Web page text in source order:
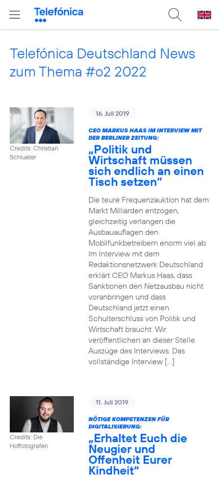
Telefónica Deutschland News
zum Thema #o2 2022
Credits: Christian
Schlueter
16. Juli 2019
CEO MARKUS HAAS IM INTERVIEW MIT
DER BERLINER ZEITUNG:
„Politik und
Wirtschaft müssen
sich endlich an einen
Tisch setzen“
Die teure Frequenzauktion hat dem
Markt Milliarden entzogen,
gleichzeitig verlangen die
Ausbauauflagen den
Mobilfunkbetreibern enorm viel ab.
Im Interview mit dem
Redaktionsnetzwerk Deutschland
erklärt CEO Markus Haas, dass
Sanktionen den Netzausbau nicht
voranbringen und dass
Deutschland jetzt einen
Schulterschluss von Politik und
Wirtschaft braucht. Wir
veröffentlichen an dieser Stelle
Auszüge des Interviews. Das
vollständige Interview […]
Credits: Die
Hoffotografen
11. Juli 2019
NÖTIGE KOMPETENZEN FÜR
DIGITALISIERUNG:
„Erhaltet Euch die
Neugier und
Offenheit Eurer
Kindheit“